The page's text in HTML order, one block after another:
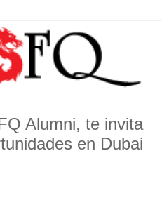
Alumni, te invita
en Dubai